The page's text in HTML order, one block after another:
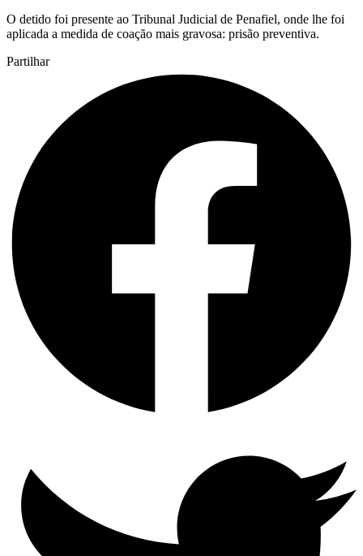
O detido foi presente ao Tribunal Judicial de Penafiel, onde lhe foi
aplicada a medida de coação mais gravosa: prisão preventiva.
Partilhar